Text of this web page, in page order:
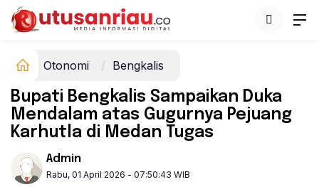
Otonomi Bengkalis
Bupati Bengkalis Sampaikan Duka
Mendalam atas Gugurnya Pejuang
Karhutla di Medan Tugas
Admin
Rabu, 01 April 2026 - 07:50:43 WIB